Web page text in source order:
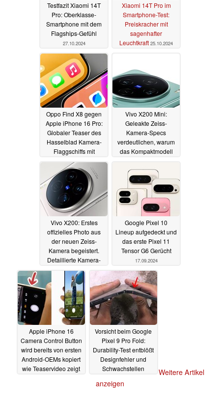
Testfazit Xiaomi 14T
Pro: Oberklasse-
Smartphone mit dem
Flagships-Gefühl
27.10.2024
Xiaomi 14T Pro im
Smartphone-Test:
Preiskracher mit
sagenhafter
Leuchtkraft 25.10.2024
Oppo Find X8 gegen
Apple iPhone 16 Pro:
Globaler Teaser des
Hasselblad Kamera-
Flaggschiffs mit
Displayrandvergleich
20.09.2024
Vivo X200 Mini:
Geleakte Zeiss-
Kamera-Specs
verdeutlichen, warum
das Kompaktmodell
X200+ startet20.09.2024
Vivo X200: Erstes
offizielles Photo aus
der neuen Zeiss-
Kamera begeistert.
Detaillierte Kamera-
Specs vom Leaker
18.09.2024
Google Pixel 10
Lineup aufgedeckt und
das erste Pixel 11
Tensor G6 Gerücht
17.09.2024
Apple iPhone 16
Camera Control Button
wird bereits von ersten
Android-OEMs kopiert
wie Teaservideo zeigt
Vorsicht beim Google
Pixel 9 Pro Fold:
Durability-Test entblößt
Designfehler und
Schwachstellen
Weitere Artikel
anzeigen